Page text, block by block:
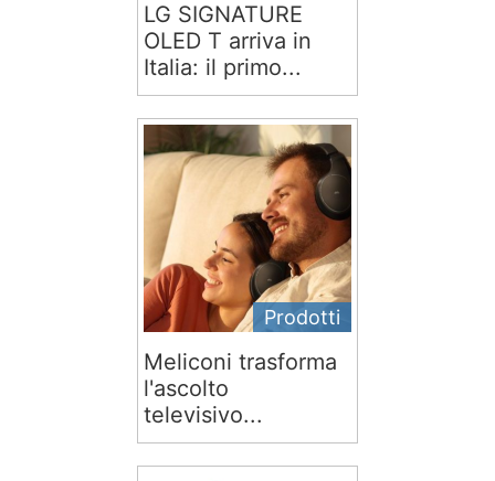
LG SIGNATURE
OLED T arriva in
Italia: il primo...
Prodotti
Meliconi trasforma
l'ascolto
televisivo...